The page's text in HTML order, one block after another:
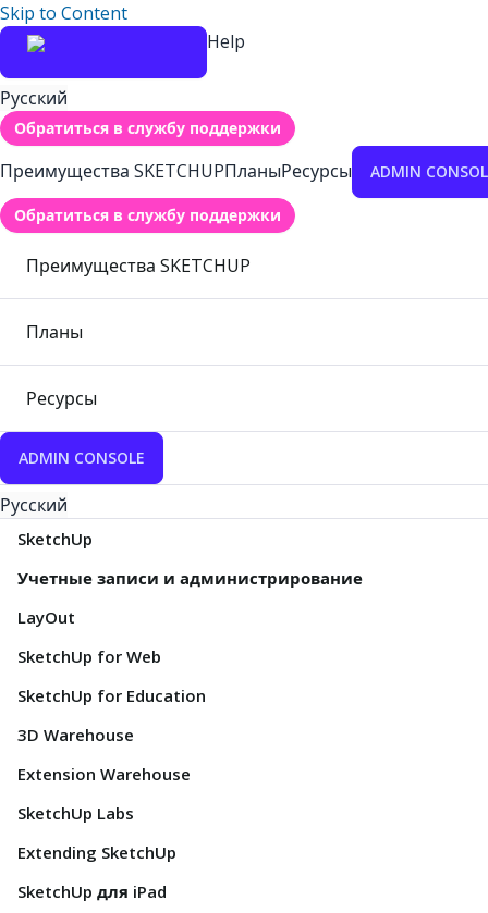
Skip to Content
Help
Русский
Обратиться в службу поддержки
Преимущества SKETCHUPПланыРесурсы ADMIN
Обратиться в службу поддержки
Преимущества SKETCHUP
Планы
Ресурсы
ADMIN CONSOLE
Русский
SketchUp
Учетные записи и администрирование
LayOut
SketchUp for Web
SketchUp for Education
3D Warehouse
Extension Warehouse
SketchUp Labs
Extending SketchUp
SketchUp для iPad